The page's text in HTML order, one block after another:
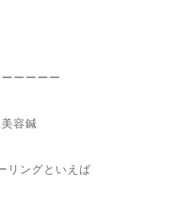
ーーーー
容鍼
リングといえば